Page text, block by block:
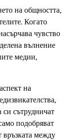
на общността,
Когато
чувство
вълнение
медии,
на
си сътрудничат
подобряват
връзката между